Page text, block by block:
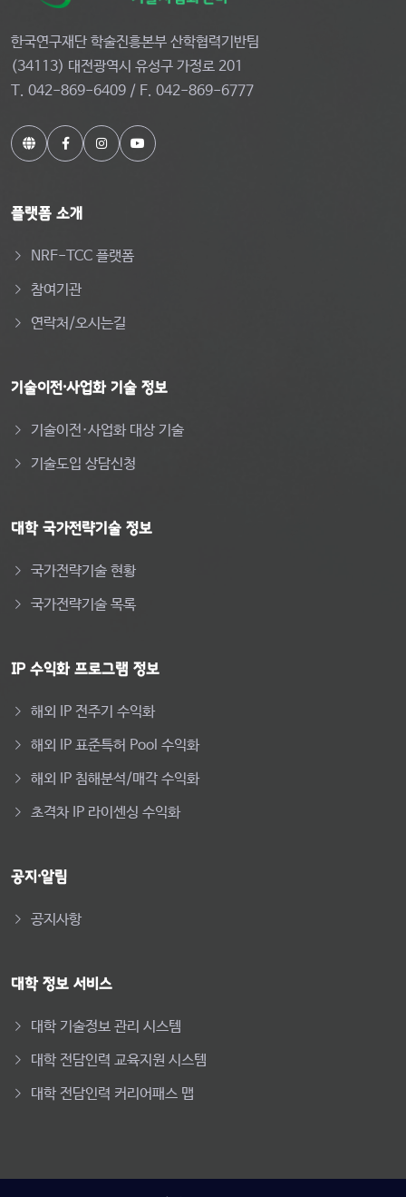
한국연구재단 학술진흥본부 산학협력기반팀
(34113) 대전광역시 유성구 가정로 201
T. 042-869-6409 / F. 042-869-6777
플랫폼 소개
NRF-TCC 플랫폼
참여기관
연락처/오시는길
기술이전·사업화 기술 정보
기술이전·사업화 대상 기술
기술도입 상담신청
대학 국가전략기술 정보
국가전략기술 현황
국가전략기술 목록
IP 수익화 프로그램 정보
해외 IP 전주기 수익화
해외 IP 표준특허 Pool 수익화
해외 IP 침해분석/매각 수익화
초격차 IP 라이센싱 수익화
공지·알림
공지사항
대학 정보 서비스
대학 기술정보 관리 시스템
대학 전담인력 교육지원 시스템
대학 전담인력 커리어패스 맵